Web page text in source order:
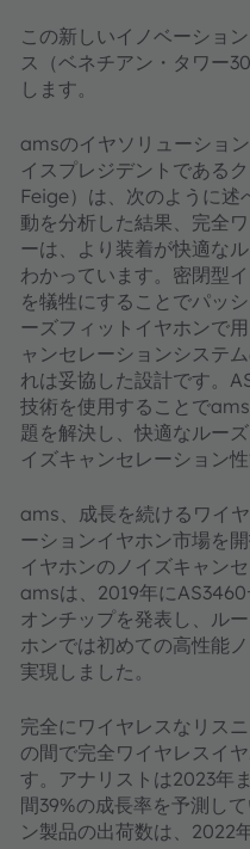
この新しいイノベーショ
ス（ベネチアン・タワー
します。
amsのイヤソリューショ
イスプレジデントである
Feige）は、次のように述
動を分析した結果、完全
ーは、より装着が快適な
わかっています。密閉型
を犠牲にすることでパッ
ーズフィットイヤホンで
ャンセレーションシステ
れは妥協した設計です。
技術を使用することで
題を解決し、快適なルー
イズキャンセレーション
ams、成長を続けるワイ
ーションイヤホン市場を
イヤホンのノイズキャン
amsは、2019年に
オンチップを発表し、ル
ホンでは初めての高性能
実現しました。
完全にワイヤレスなリス
の間で完全ワイヤレスイ
す。アナリストは2023年
間39%の成長率を予測し
ン製品の出荷数は、2022